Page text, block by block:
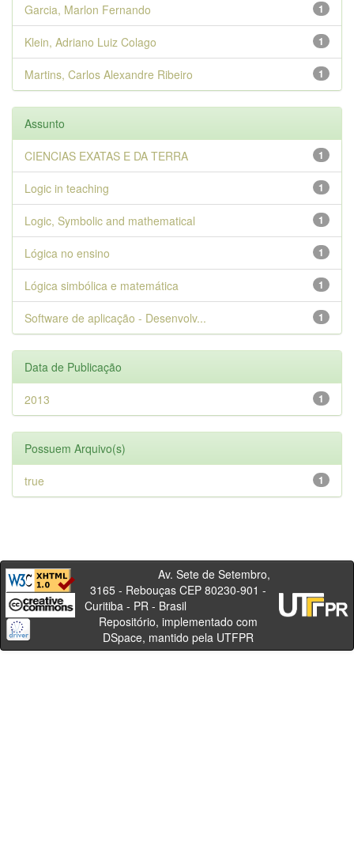
1
Garcia, Marlon Fernando
1
Klein, Adriano Luiz Colago
1
Martins, Carlos Alexandre Ribeiro
Assunto
1
CIENCIAS EXATAS E DA TERRA
1
Logic in teaching
1
Logic, Symbolic and mathematical
1
Lógica no ensino
1
Lógica simbólica e matemática
1
Software de aplicação - Desenvolv...
Data de Publicação
1
2013
Possuem Arquivo(s)
1
true
Av. Sete de Setembro,
3165 - Rebouças CEP 80230-901 -
Curitiba - PR - Brasil
Repositório, implementado com
DSpace, mantido pela UTFPR